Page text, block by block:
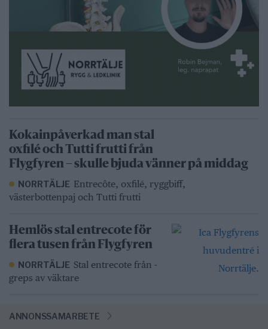
Kokainpåverkad man stal
oxfilé och Tutti frutti från
Flygfyren – skulle bjuda vänner på middag
NORRTÄLJE Entrecôte, oxfilé, ryggbiff,
västerbottenpaj och Tutti frutti
Hemlös stal entrecote för
flera tusen från Flygfyren
NORRTÄLJE Stal entrecote från -
greps av väktare
ANNONSSAMARBETE